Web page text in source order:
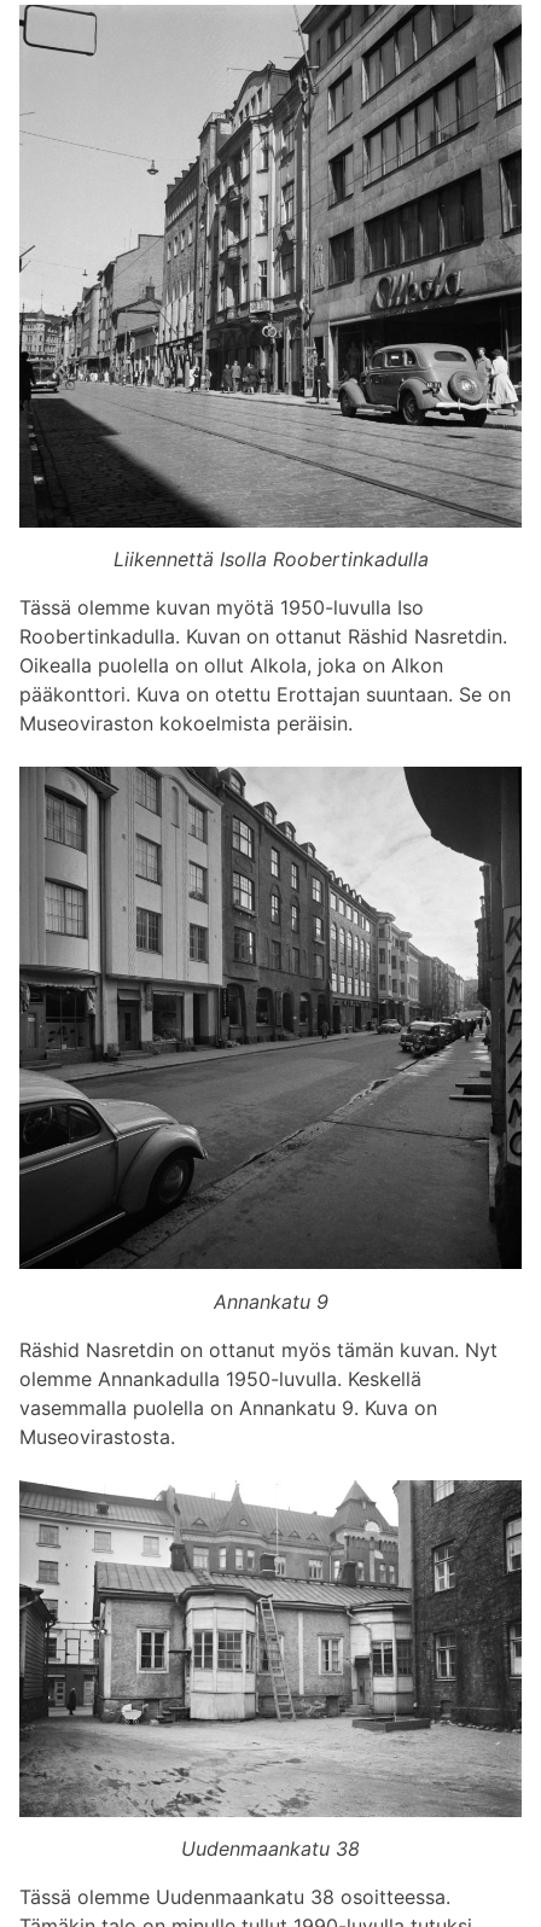
Liikennettä Isolla Roobertinkadulla
Tässä olemme kuvan myötä 1950-luvulla Iso
Roobertinkadulla. Kuvan on ottanut Räshid Nasretdin.
Oikealla puolella on ollut Alkola, joka on Alkon
pääkonttori. Kuva on otettu Erottajan suuntaan. Se on
Museoviraston kokoelmista peräisin.
Annankatu 9
Räshid Nasretdin on ottanut myös tämän kuvan. Nyt
olemme Annankadulla 1950-luvulla. Keskellä
vasemmalla puolella on Annankatu 9. Kuva on
Museovirastosta.
Uudenmaankatu 38
Tässä olemme Uudenmaankatu 38 osoitteessa.